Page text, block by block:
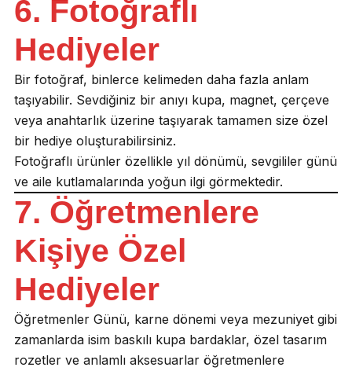
6. Fotoğraflı
Hediyeler
Bir fotoğraf, binlerce kelimeden daha fazla anlam
taşıyabilir. Sevdiğiniz bir anıyı kupa, magnet, çerçeve
veya anahtarlık üzerine taşıyarak tamamen size özel
bir hediye oluşturabilirsiniz.
Fotoğraflı ürünler özellikle yıl dönümü, sevgililer günü
ve aile kutlamalarında yoğun ilgi görmektedir.
7. Öğretmenlere
Kişiye Özel
Hediyeler
Öğretmenler Günü, karne dönemi veya mezuniyet gibi
zamanlarda isim baskılı kupa bardaklar, özel tasarım
rozetler ve anlamlı aksesuarlar öğretmenlere